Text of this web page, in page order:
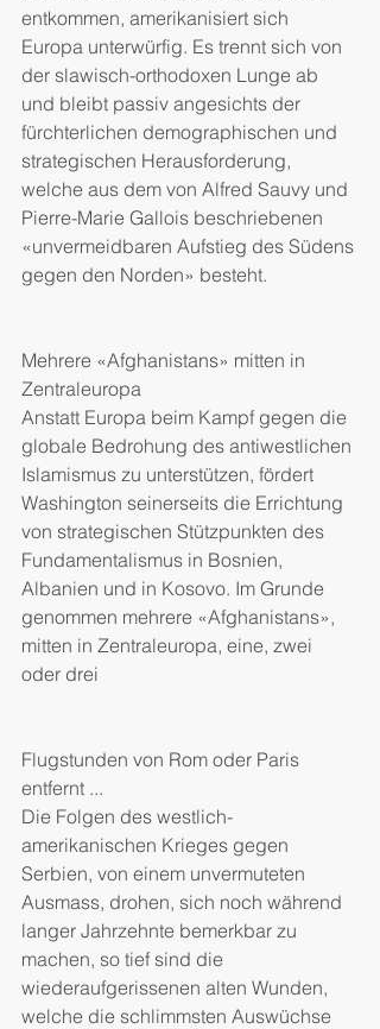
entkommen, amerikanisiert sich
Europa unterwürfig. Es trennt sich von
der slawisch-orthodoxen Lunge ab
und bleibt passiv angesichts der
fürchterlichen demographischen und
strategischen Herausforderung,
welche aus dem von Alfred Sauvy und
Pierre-Marie Gallois beschriebenen
«unvermeidbaren Aufstieg des Südens
gegen den Norden» besteht.
Mehrere «Afghanistans» mitten in
Zentraleuropa
Anstatt Europa beim Kampf gegen die
globale Bedrohung des antiwestlichen
Islamismus zu unterstützen, fördert
Washington seinerseits die Errichtung
von strategischen Stützpunkten des
Fundamentalismus in Bosnien,
Albanien und in Kosovo. Im Grunde
genommen mehrere «Afghanistans»,
mitten in Zentraleuropa, eine, zwei
oder drei
Flugstunden von Rom oder Paris
entfernt ...
Die Folgen des westlich-
amerikanischen Krieges gegen
Serbien, von einem unvermuteten
Ausmass, drohen, sich noch während
langer Jahrzehnte bemerkbar zu
machen, so tief sind die
wiederaufgerissenen alten Wunden,
welche die schlimmsten Auswüchse